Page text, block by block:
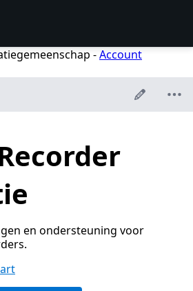
-Account
en ondersteuning voor